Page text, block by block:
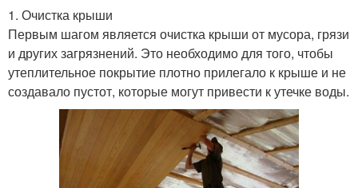
1. Очистка крыши
Первым шагом является очистка крыши от мусора, грязи
и других загрязнений. Это необходимо для того, чтобы
утеплительное покрытие плотно прилегало к крыше и не
создавало пустот, которые могут привести к утечке воды.